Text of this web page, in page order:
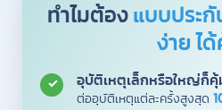
ทำไมต้อง แบบประกั
ง่าย ไ
อุบัติเหตุเล็กหรือใหญ่ก็คุ้
ต่ออุบัติเหตุแต่ละครั้งสูงสุด